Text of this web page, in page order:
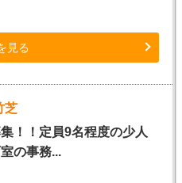
見る
芝
！！定員9名程度の少人
の事務...